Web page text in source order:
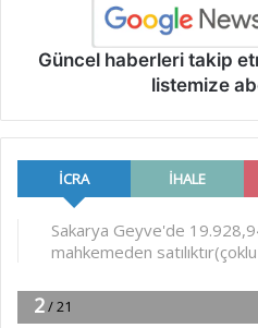
Güncel haberleri takip
listemize